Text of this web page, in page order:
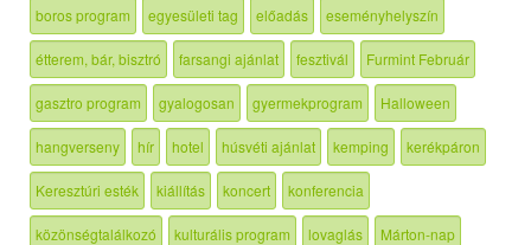
boros program egyesületi tag előadás eseményhelyszín
étterem, bár, bisztró farsangi ajánlat fesztivál Furmint Február
gasztro program gyalogosan gyermekprogram Halloween
hangverseny hír hotel húsvéti ajánlat kemping kerékpáron
Keresztúri esték kiállítás koncert konferencia
közönségtalálkozó kulturális program lovaglás Márton-nap